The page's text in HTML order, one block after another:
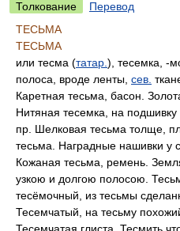
Толкование
Перевод
ТЕСЬМА
ТЕСЬМА
или тесма (татар. ), тесемка, -
полоса, вроде ленты, сев.
Каретная тесьма, басон.
Нитяная тесемка, на
пр. Шелковая тесьма толще,
тесьма. Наградные нашивки у
Кожаная тесьма, ремень.
узкою и долгою полосою.
тесёмочный, из тесьмы
Тесемчатый, на тесьму